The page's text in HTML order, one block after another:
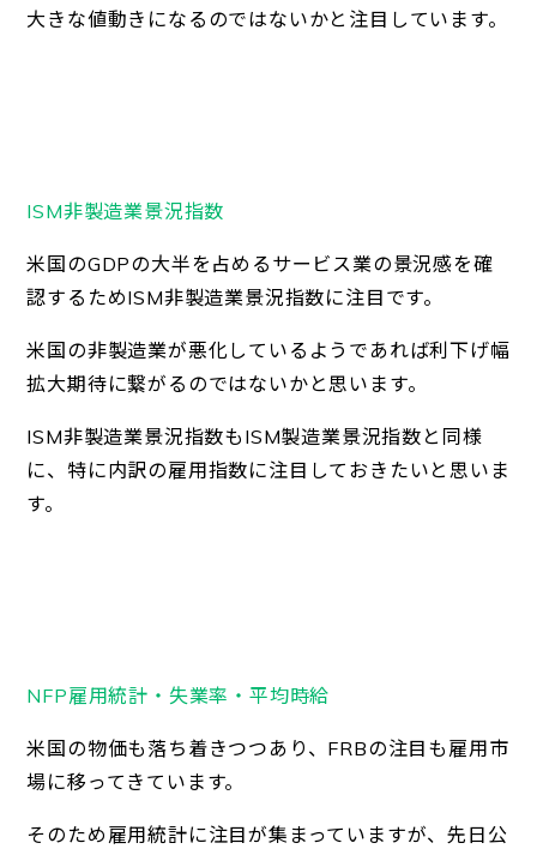
大きな値動きになるのではないかと注目しています。
ISM非製造業景況指数
米国のGDPの大半を占めるサービス業の景況感を確
認するためISM非製造業景況指数に注目です。
米国の非製造業が悪化しているようであれば利下げ幅
拡大期待に繋がるのではないかと思います。
ISM非製造業景況指数もISM製造業景況指数と同様
に、特に内訳の雇用指数に注目しておきたいと思いま
す。
NFP雇用統計・失業率・平均時給
米国の物価も落ち着きつつあり、FRBの注目も雇用市
場に移ってきています。
そのため雇用統計に注目が集まっていますが、先日公